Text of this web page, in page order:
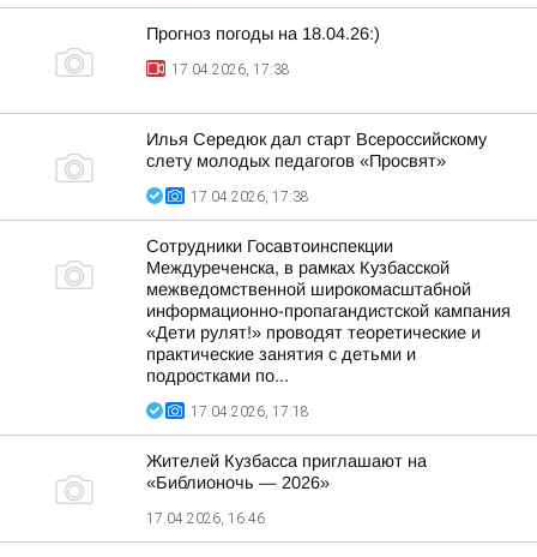
Прогноз погоды на 18.04.26:)
17.04.2026, 17:38
Илья Середюк дал старт Всероссийскому
слету молодых педагогов «Просвят»
17.04.2026, 17:38
Сотрудники Госавтоинспекции
Междуреченска, в рамках Кузбасской
межведомственной широкомасштабной
информационно-пропагандистской кампания
«Дети рулят!» проводят теоретические и
практические занятия с детьми и
подростками по...
17.04.2026, 17:18
Жителей Кузбасса приглашают на
«Библионочь — 2026»
17.04.2026, 16:46